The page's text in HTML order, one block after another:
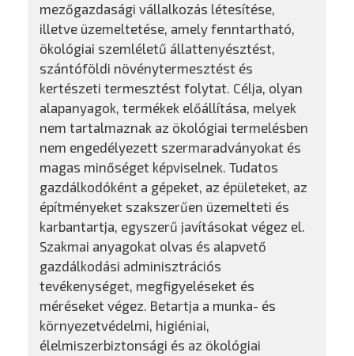
mezőgazdasági vállalkozás létesítése,
illetve üzemeltetése, amely fenntartható,
ökológiai szemléletű állattenyésztést,
szántóföldi növénytermesztést és
kertészeti termesztést folytat. Célja, olyan
alapanyagok, termékek előállítása, melyek
nem tartalmaznak az ökológiai termelésben
nem engedélyezett szermaradványokat és
magas minőséget képviselnek. Tudatos
gazdálkodóként a gépeket, az épületeket, az
építményeket szakszerűen üzemelteti és
karbantartja, egyszerű javításokat végez el.
Szakmai anyagokat olvas és alapvető
gazdálkodási adminisztrációs
tevékenységet, megfigyeléseket és
méréseket végez. Betartja a munka- és
környezetvédelmi, higiéniai,
élelmiszerbiztonsági és az ökológiai